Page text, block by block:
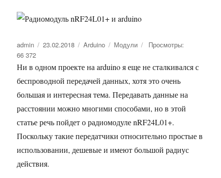
Автор
admin Опубликовано
23.02.2018 Рубрики
Arduino Метки
Модули
Просмотры:
66 372
Ни в одном проекте на arduino я еще не сталкивался с
беспроводной передачей данных, хотя это очень
большая и интересная тема. Передавать данные на
расстоянии можно многими способами, но в этой
статье речь пойдет о радиомодуле nRF24L01+.
Поскольку такие передатчики относительно простые в
использовании, дешевые и имеют большой радиус
действия.